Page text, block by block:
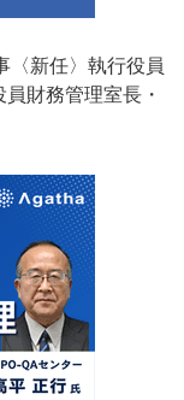
〈新任〉執行役員
財務管理室長・